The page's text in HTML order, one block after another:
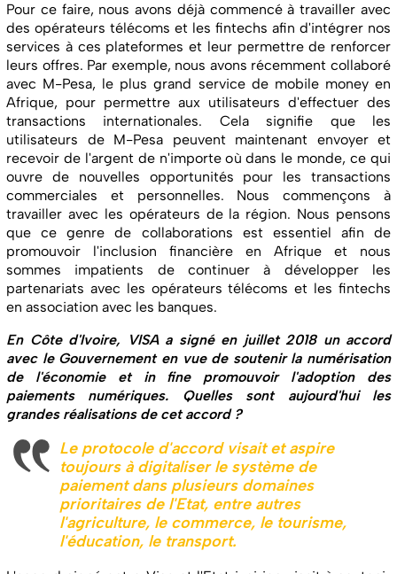
Pour ce faire, nous avons déjà commencé à travailler avec
des opérateurs télécoms et les fintechs afin d'intégrer nos
services à ces plateformes et leur permettre de renforcer
leurs offres. Par exemple, nous avons récemment collaboré
avec M-Pesa, le plus grand service de mobile money en
Afrique, pour permettre aux utilisateurs d'effectuer des
transactions internationales. Cela signifie que les
utilisateurs de M-Pesa peuvent maintenant envoyer et
recevoir de l'argent de n'importe où dans le monde, ce qui
ouvre de nouvelles opportunités pour les transactions
commerciales et personnelles. Nous commençons à
travailler avec les opérateurs de la région. Nous pensons
que ce genre de collaborations est essentiel afin de
promouvoir l'inclusion financière en Afrique et nous
sommes impatients de continuer à développer les
partenariats avec les opérateurs télécoms et les fintechs
en association avec les banques.
En Côte d'Ivoire, VISA a signé en juillet 2018 un accord
avec le Gouvernement en vue de soutenir la numérisation
de l'économie et in fine promouvoir l'adoption des
paiements numériques. Quelles sont aujourd'hui les
grandes réalisations de cet accord ?
Le protocole d'accord visait et aspire
toujours à digitaliser le système de
paiement dans plusieurs domaines
prioritaires de l'Etat, entre autres
l'agriculture, le commerce, le tourisme,
l'éducation, le transport.